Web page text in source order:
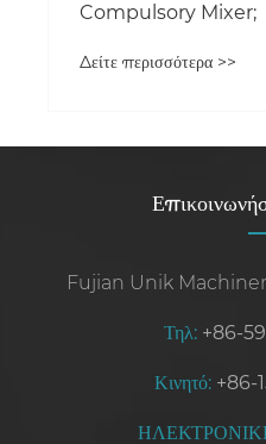
Compulsory Mixer;
Δείτε περισσότερα >>
Fujian Unik
Τηλ: +86-
Κινητό: +86-